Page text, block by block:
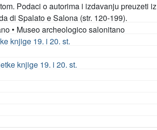
Podaci o autorima i izdavanju preuzeti iz
di Spalato e Salona (str. 120-199).
• Museo archeologico salonitano
knjige 19. i 20. st.
knjige 19. i 20. st.